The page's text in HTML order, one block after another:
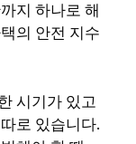
지 하나로 해
의 안전 지수
시기가 있고
로 있습니다.